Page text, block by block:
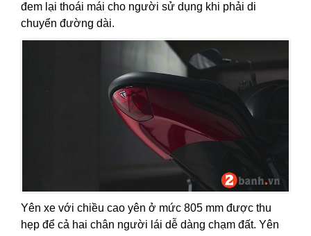
đem lại thoái mái cho người sử dụng khi phải di
chuyển đường dài.
Yên xe với chiều cao yên ở mức 805 mm được thu
hẹp để cả hai chân người lái dễ dàng chạm đất. Yên